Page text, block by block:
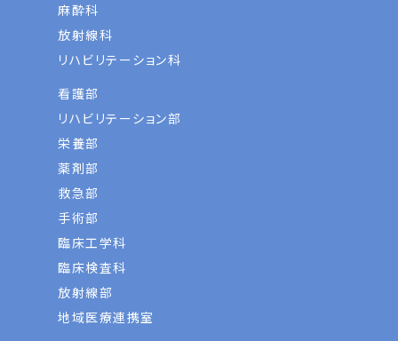
麻酔科
放射線科
リハビリテーション科
看護部
リハビリテーション部
栄養部
薬剤部
救急部
手術部
臨床工学科
臨床検査科
放射線部
地域医療連携室